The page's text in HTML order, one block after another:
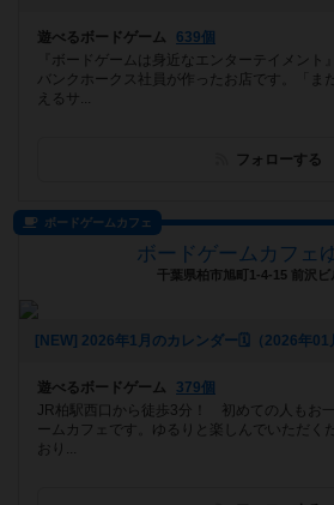
遊べるボードゲーム
639個
『ボードゲームは身近なエンターテイメント
バンクホークス社員が作ったお店です。「ま
えるサ...
フォローする
ボードゲームカフェ
ボードゲームカフェ
千葉県柏市旭町1-4-15 前沢ビ
[NEW] 2026年1月のカレンダー🗓️（2026年01
遊べるボードゲーム
379個
JR柏駅西口から徒歩3分！ 初めての人もお
ームカフェです。ゆるりと楽しんでいただく
おり...